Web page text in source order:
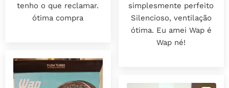
tenho o que reclamar.
ótima compra
simplesmente perfeito
Silencioso, ventilação
ótima. Eu amei Wap é
Wap né!